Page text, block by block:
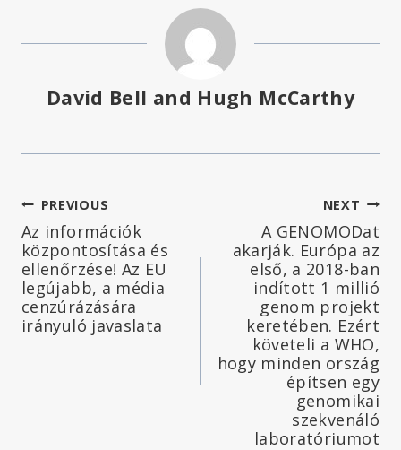
David Bell and Hugh McCarthy
Bejegyzés
navigáció
PREVIOUS
Az információk
központosítása és
ellenőrzése! Az EU
legújabb, a média
cenzúrázására
irányuló javaslata
NEXT
A GENOMODat
akarják. Európa az
első, a 2018-ban
indított 1 millió
genom projekt
keretében. Ezért
követeli a WHO,
hogy minden ország
építsen egy
genomikai
szekvenáló
laboratóriumot